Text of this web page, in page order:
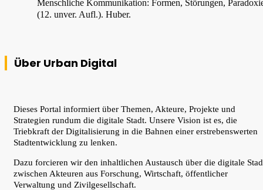
Menschliche Kommunikation: Formen, Störungen,
(12. unver. Aufl.). Huber.
Über Urban Digital
Dieses Portal informiert über Themen, Akteure, Projekte und
Strategien rundum die digitale Stadt. Unsere Vision ist es, die
Triebkraft der Digitalisierung in die Bahnen einer erstrebenswerten
Stadtentwicklung zu lenken.
Dazu forcieren wir den inhaltlichen Austausch über die digitale
zwischen Akteuren aus Forschung, Wirtschaft, öffentlicher
Verwaltung und Zivilgesellschaft.